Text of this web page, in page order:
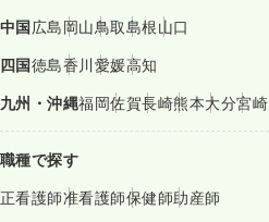
中国広島岡山鳥取島根山口
四国徳島香川愛媛高知
九州・沖縄福岡佐賀長崎熊本大分宮崎
職種で探す
正看護師准看護師保健師助産師